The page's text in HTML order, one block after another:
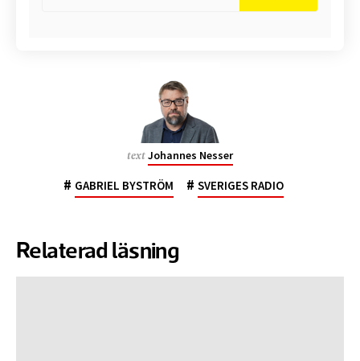
text Johannes Nesser
# GABRIEL BYSTRÖM # SVERIGES RADIO
Relaterad läsning